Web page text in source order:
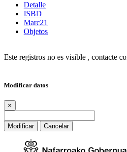
Detalle
ISBD
Marc21
Objetos
Este registros no es visible , contacte
Modificar datos
×
Modificar Cancelar